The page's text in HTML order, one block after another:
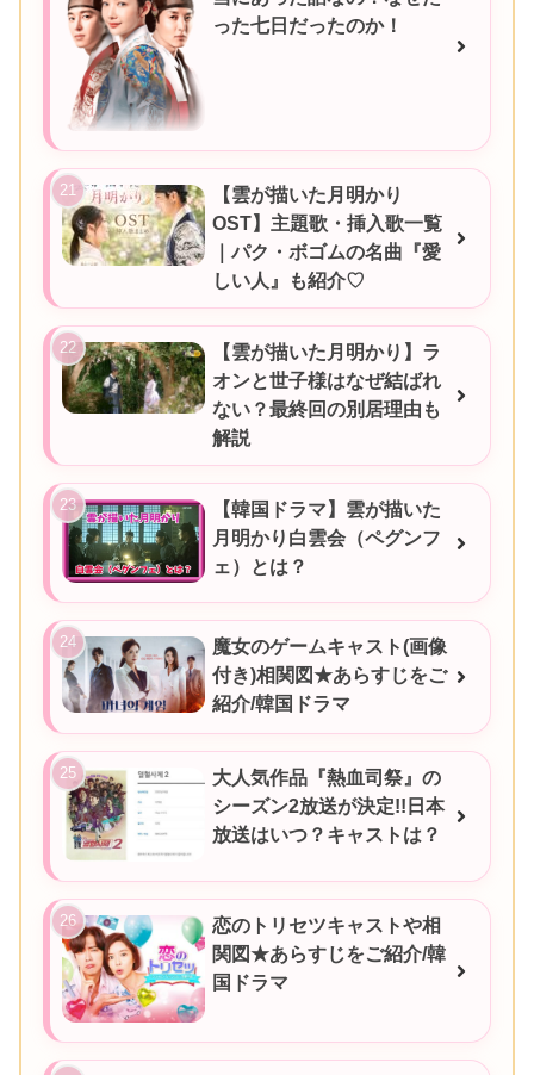
った七日だったのか！
【雲が描いた月明かり
OST】主題歌・挿入歌一覧
｜パク・ボゴムの名曲『愛
しい人』も紹介♡
【雲が描いた月明かり】ラ
オンと世子様はなぜ結ばれ
ない？最終回の別居理由も
解説
【韓国ドラマ】雲が描いた
月明かり白雲会（ペグンフ
ェ）とは？
魔女のゲームキャスト(画像
付き)相関図★あらすじをご
紹介/韓国ドラマ
大人気作品『熱血司祭』の
シーズン2放送が決定!!日本
放送はいつ？キャストは？
恋のトリセツキャストや相
関図★あらすじをご紹介/韓
国ドラマ